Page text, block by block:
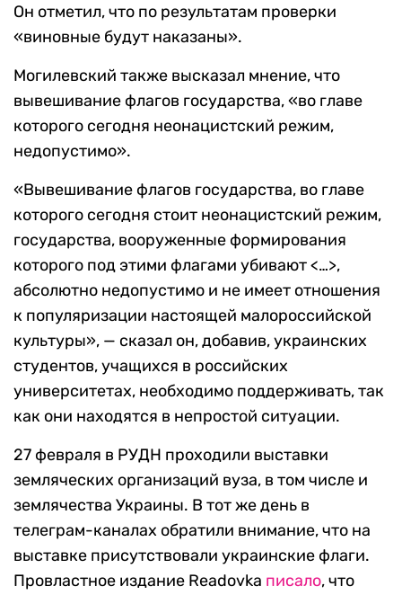
Он отметил, что по результатам проверки
«виновные будут наказаны».
Могилевский также высказал мнение, что
вывешивание флагов государства, «во главе
которого сегодня неонацистский режим,
недопустимо».
«Вывешивание флагов государства, во главе
которого сегодня стоит неонацистский режим,
государства, вооруженные формирования
которого под этими флагами убивают <…>,
абсолютно недопустимо и не имеет отношения
к популяризации настоящей малороссийской
культуры», — сказал он, добавив, украинских
студентов, учащихся в российских
университетах, необходимо поддерживать, так
как они находятся в непростой ситуации.
27 февраля в РУДН проходили выставки
земляческих организаций вуза, в том числе и
землячества Украины. В тот же день в
телеграм-каналах обратили внимание, что на
выставке присутствовали украинские флаги.
Провластное издание Readovka писало, что